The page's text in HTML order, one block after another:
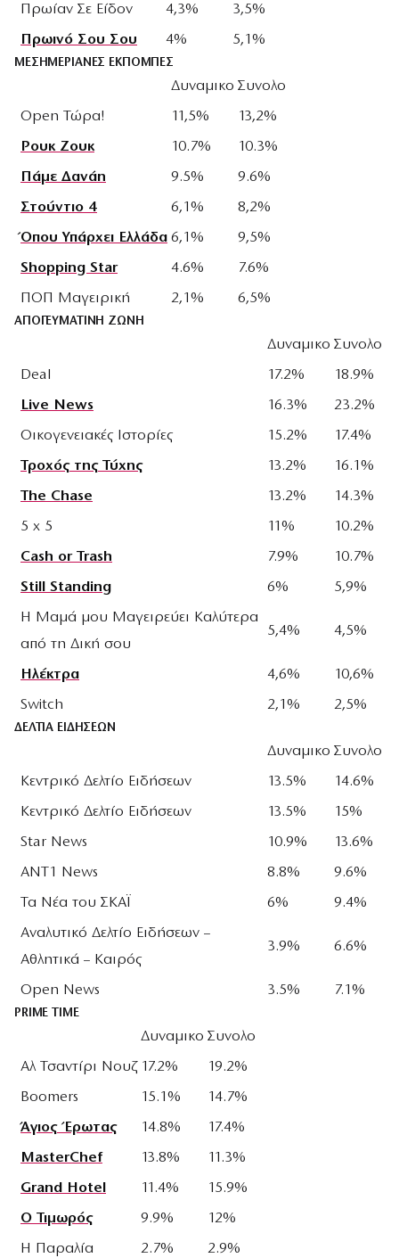
Πρωίαν Σε Είδον
4,3%
3,5%
Πρωινό Σου Σου
4% 5,1%
ΜΕΣΗΜΕΡΙΑΝΕΣ ΕΚΠΟΜΠΕΣ
Δυναμικο Συνολο
Open Τώρα!
11,5%
13,2%
Ρουκ Ζουκ
10.7%
10.3%
Πάμε Δανάη
9.5%
9.6%
Στούντιο 4
6,1%
8,2%
Όπου Υπάρχει Ελλάδα 6,1%
9,5%
Shopping Star
4.6%
7.6%
ΠΟΠ Μαγειρική
2,1% 6,5%
ΑΠΟΓΕΥΜΑΤΙΝΗ ΖΩΝΗ
Δυναμικο Συνολο
Deal
17.2%
18.9%
Live News
16.3%
23.2%
Οικογενειακές Ιστορίες
15.2%
17.4%
Τροχός της Τύχης
13.2%
16.1%
The Chase
13.2%
14.3%
5 x 5
11%
10.2%
Cash or Trash
7.9%
10.7%
Still Standing
6%
5,9%
Η Μαμά μου Μαγειρεύει Καλύτερα
από τη Δική σου
5,4% 4,5%
Ηλέκτρα 4,6%
10,6%
Switch
2,1% 2,5%
ΔΕΛΤΙΑ ΕΙΔΗΣΕΩΝ
Δυναμικο Συνολο
Κεντρικό Δελτίο Ειδήσεων
13.5%
14.6%
Κεντρικό Δελτίο Ειδήσεων
13.5%
15%
Star News
10.9%
13.6%
ANT1 News
8.8%
9.6%
Τα Νέα του ΣΚΑΪ
6%
9.4%
Αναλυτικό Δελτίο Ειδήσεων –
Αθλητικά – Καιρός
3.9% 6.6%
Open News 3.5% 7.1%
PRIME TIME
Δυναμικο Συνολο
Αλ Τσαντίρι Νουζ 17.2%
19.2%
Boomers
15.1%
14.7%
Άγιος Έρωτας
14.8%
17.4%
MasterChef
13.8%
11.3%
Grand Hotel
11.4%
15.9%
Ο Τιμωρός
9.9%
12%
Η Παραλία
2.7% 2.9%